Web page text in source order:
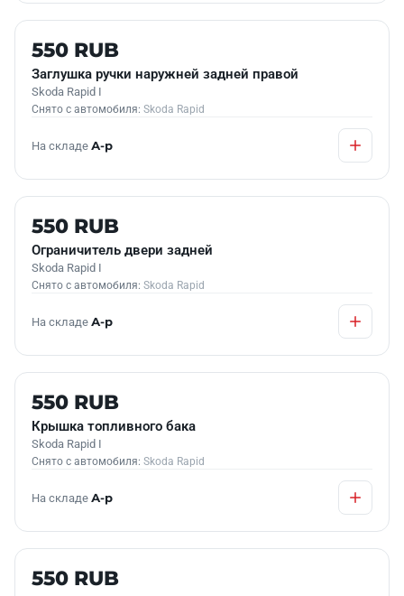
Б/У В НАЛИЧИИ
550 RUB
Заглушка ручки наружней задней правой
Skoda Rapid I
Снято с автомобиля: Skoda Rapid
На складе А-р
Б/У В НАЛИЧИИ
550 RUB
Ограничитель двери задней
Skoda Rapid I
Снято с автомобиля: Skoda Rapid
На складе А-р
Б/У В НАЛИЧИИ
550 RUB
Крышка топливного бака
Skoda Rapid I
Снято с автомобиля: Skoda Rapid
На складе А-р
Б/У В НАЛИЧИИ
550 RUB